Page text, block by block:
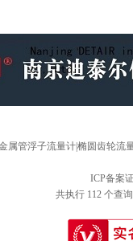
属管浮子流量计|椭圆齿轮
ICP备案
共执行 112 个查